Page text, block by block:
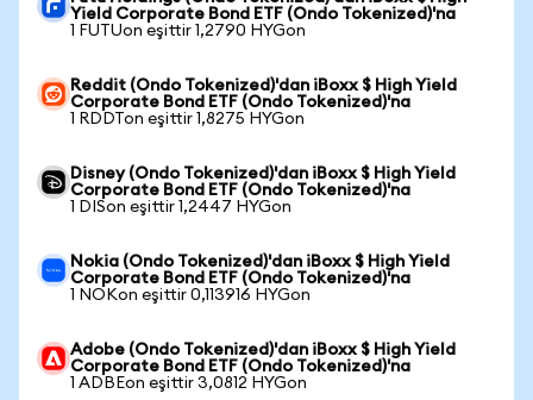
Yield Corporate Bond ETF (Ondo Tokenized)'na
1 FUTUon eşittir 1,2790 HYGon
Reddit (Ondo Tokenized)'dan iBoxx $ High Yield
Corporate Bond ETF (Ondo Tokenized)'na
1 RDDTon eşittir 1,8275 HYGon
Disney (Ondo Tokenized)'dan iBoxx $ High Yield
Corporate Bond ETF (Ondo Tokenized)'na
1 DISon eşittir 1,2447 HYGon
Nokia (Ondo Tokenized)'dan iBoxx $ High Yield
Corporate Bond ETF (Ondo Tokenized)'na
1 NOKon eşittir 0,113916 HYGon
Adobe (Ondo Tokenized)'dan iBoxx $ High Yield
Corporate Bond ETF (Ondo Tokenized)'na
1 ADBEon eşittir 3,0812 HYGon